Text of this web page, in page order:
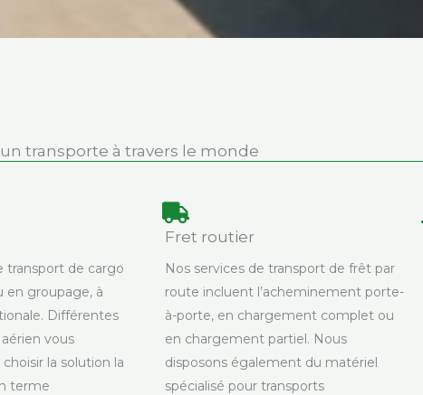
transporte à travers le monde
transport de cargo
en groupage, à
Différentes
vous
la solution la
terme
Fret routier
Nos services de transport de frêt par
route incluent l’acheminement porte-
à-porte, en chargement complet ou
en chargement partiel. Nous
disposons également du matériel
spécialisé pour transports